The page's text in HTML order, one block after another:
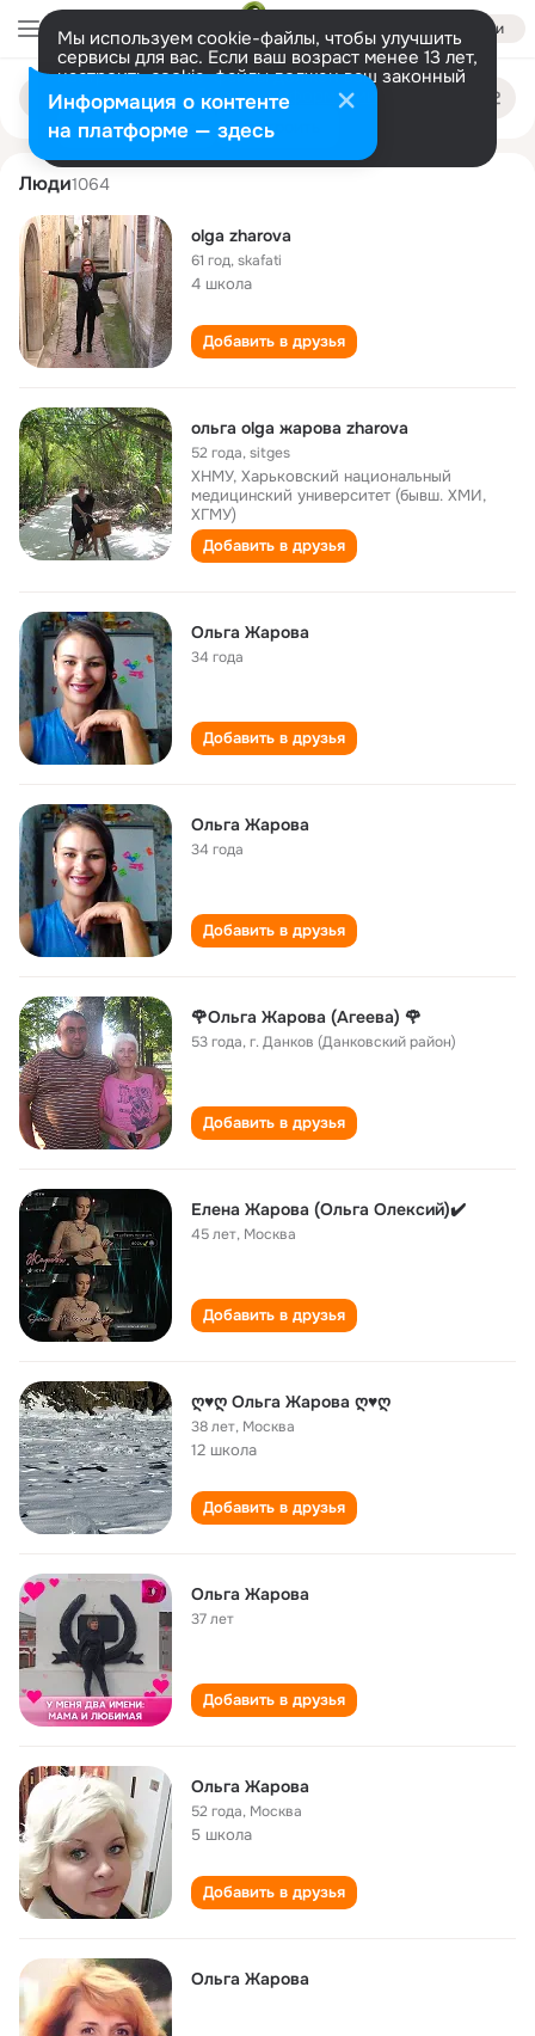
Войти
Мы используем cookie-файлы, чтобы улучшить
сервисы для вас. Если ваш возраст менее 13 лет,
настроить cookie-файлы должен ваш законный
представитель. Больше информации
Разрешить все Настроить
Поиск
людям
olga zharova
Люди1064
olga zharova
61 год,skafati
4 школа
Добавить в друзья
ольгa olga жарова zharova
52 года,sitges
ХНМУ, Харьковский национальный
медицинский университет (бывш. ХМИ,
ХГМУ)
Добавить в друзья
Ольга Жарова
34 года
Добавить в друзья
Ольга Жарова
34 года
Добавить в друзья
🌹Ольга Жарова (Агеева) 🌹
53 года,г. Данков (Данковский район)
Добавить в друзья
Елена Жарова (Ольга Олексий)✔️
45 лет, Москва
Добавить в друзья
ღ♥ღ Ольга Жарова ღ♥ღ
38 лет, Москва
12 школа
Добавить в друзья
Ольга Жарова
37 лет
Добавить в друзья
Ольга Жарова
52 года, Москва
5 школа
Добавить в друзья
Ольга Жарова
Информация о контенте
на платформе — здесь